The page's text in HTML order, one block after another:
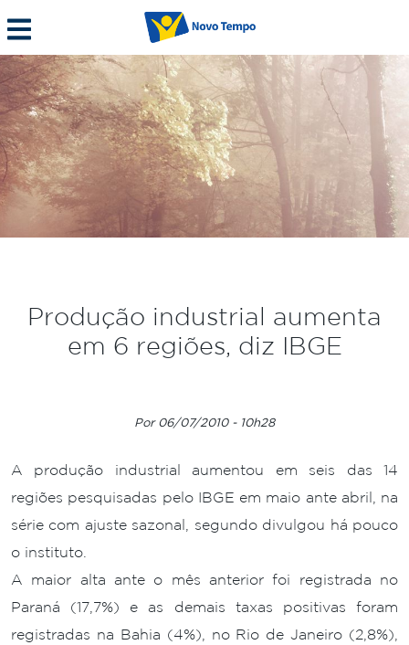
Produção industrial aumenta
em 6 regiões, diz IBGE
Por 06/07/2010 - 10h28
A produção industrial aumentou em seis das 14
regiões pesquisadas pelo IBGE em maio ante abril, na
série com ajuste sazonal, segundo divulgou há pouco
o instituto.
A maior alta ante o mês anterior foi registrada no
Paraná (17,7%) e as demais taxas positivas foram
registradas na Bahia (4%), no Rio de Janeiro (2,8%),